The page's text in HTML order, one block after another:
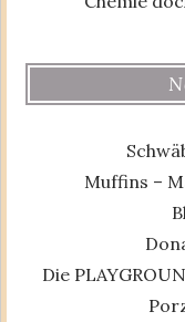
Muffins –
Die